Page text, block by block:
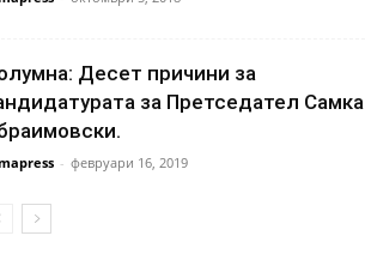
Десет причини за
за Претседател Самка
- февруари 16, 2019